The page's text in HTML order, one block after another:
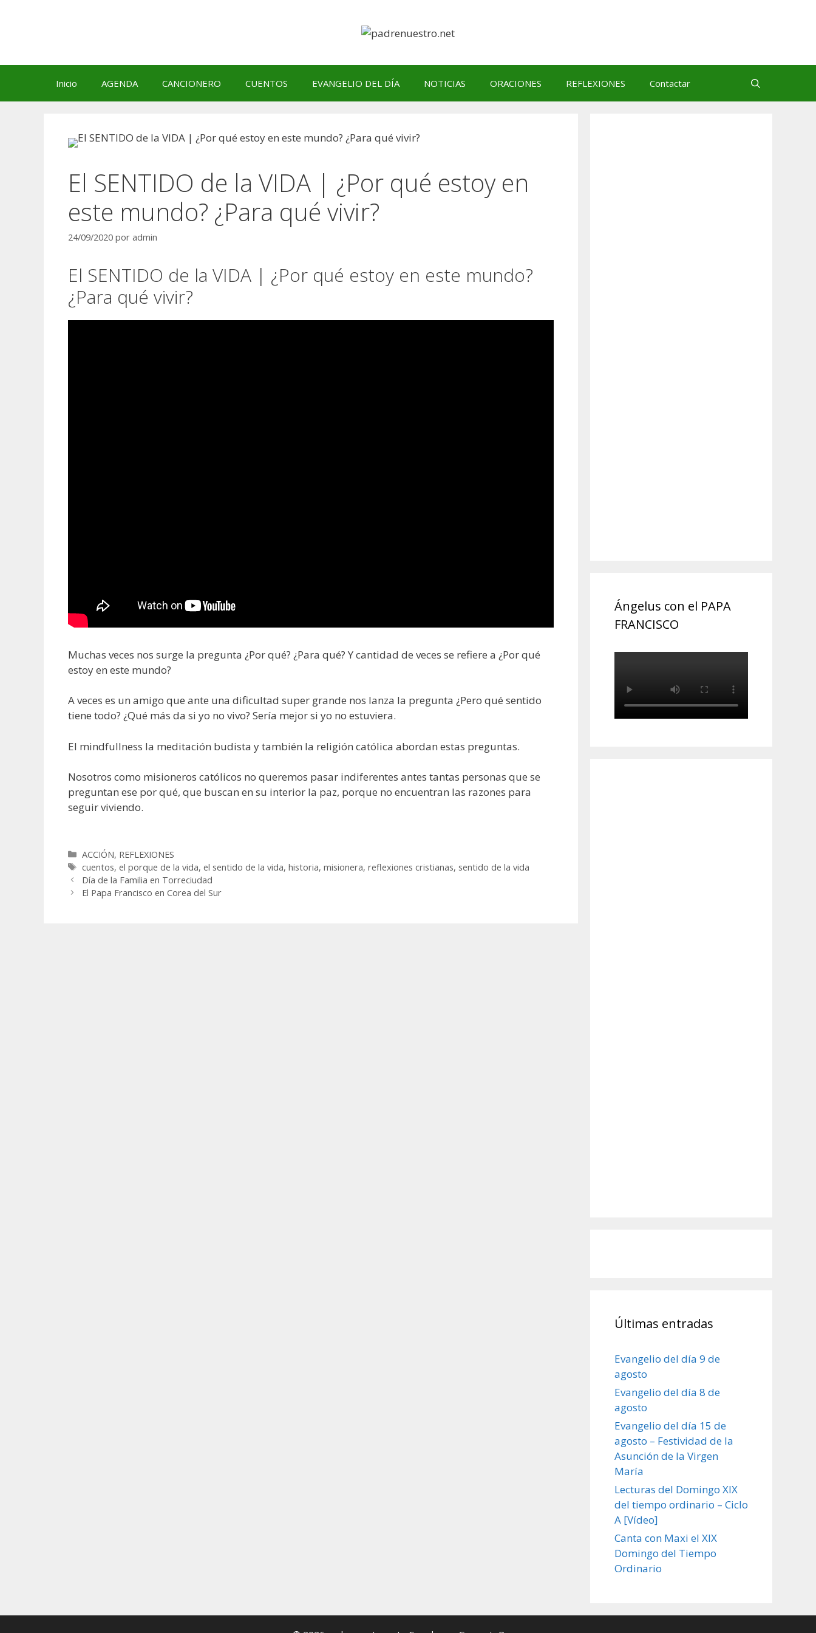
Inicio AGENDA CANCIONERO CUENTOS EVANGELIO DEL DÍA NOTICIAS ORACIONES REFLEXIONES Contactar
El SENTIDO de la VIDA | ¿Por qué estoy en
este mundo? ¿Para qué vivir?
24/09/2020 por admin
El SENTIDO de la VIDA | ¿Por qué estoy en este mundo?
¿Para qué vivir?
Muchas veces nos surge la pregunta ¿Por qué? ¿Para qué? Y cantidad de veces se refiere a ¿Por qué
estoy en este mundo?
A veces es un amigo que ante una dificultad super grande nos lanza la pregunta ¿Pero qué sentido
tiene todo? ¿Qué más da si yo no vivo? Sería mejor si yo no estuviera.
El mindfullness la meditación budista y también la religión católica abordan estas preguntas.
Nosotros como misioneros católicos no queremos pasar indiferentes antes tantas personas que se
preguntan ese por qué, que buscan en su interior la paz, porque no encuentran las razones para
seguir viviendo.
Categorías
ACCIÓN, REFLEXIONES
Etiquetas
cuentos,el porque de la vida,el sentido de la vida,historia,misionera,reflexiones cristianas, sentido de la vida
Día de la Familia en Torreciudad
El Papa Francisco en Corea del Sur
Ángelus con el PAPA
FRANCISCO
Últimas entradas
Evangelio del día 9 de
agosto
Evangelio del día 8 de
agosto
Evangelio del día 15 de
agosto – Festividad de la
Asunción de la Virgen
María
Lecturas del Domingo XIX
del tiempo ordinario – Ciclo
A [Vídeo]
Canta con Maxi el XIX
Domingo del Tiempo
Ordinario